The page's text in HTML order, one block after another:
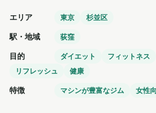
エリア 東京 杉並区
駅・地域 荻窪
目的 ダイエット フィットネス
リフレッシュ
健康
特徴 マシンが豊富なジム 女性